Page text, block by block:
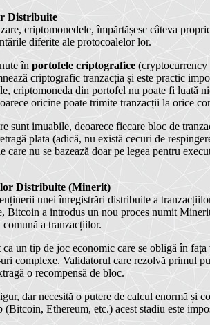
Distribuite
criptomonedele, împărtășesc câteva
diferite ale protocoalelor lor.
în portofele criptografice (cryptocurrency
criptografic tranzacția și este practic
criptomoneda din portofel nu poate fi luată
oricine poate trimite tranzacții la orice
sunt imuabile, deoarece fiecare bloc de
plata (adică, nu există cecuri de
care nu se bazează doar pe legea pentru
Distribuite (Minerit)
unei înregistrări distribuite a
Bitcoin a introdus un nou proces numit
a tranzacțiilor.
un tip de joc economic care se obligă în
complexe. Validatorul care rezolvă primul
o recompensă de bloc.
dar necesită o putere de calcul enormă
(Bitcoin, Ethereum, etc.) acest stadiu este